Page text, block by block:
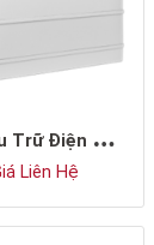
P
in Lưu Trữ Điện LFP Điện Áp Cao Sungrow SBR128
Liên Hệ